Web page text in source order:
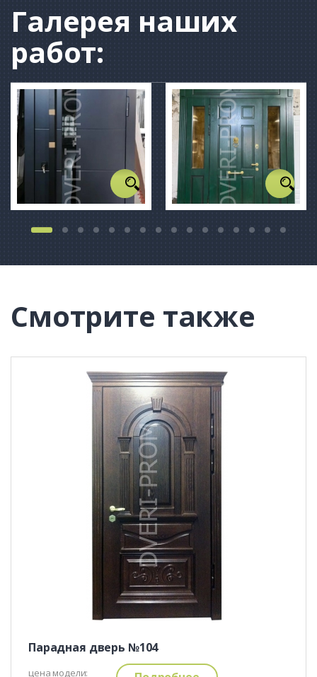
Галерея наших
работ:
Смотрите также
Парадная дверь №104
цена модели: